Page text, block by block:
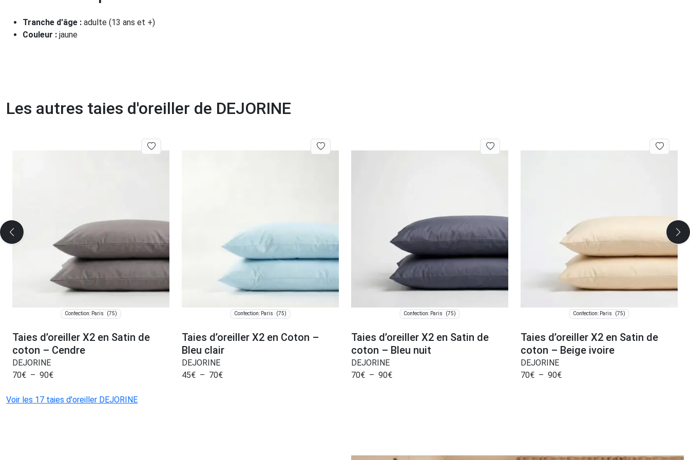
Tranche d'âge : adulte (13 ans et +)
Couleur : jaune
Les autres taies d'oreiller de DEJORINE
Confection: Paris (75)
Taies d’oreiller X2 en Satin de
coton – Cendre
DEJORINE
70€ – 90€
Confection: Paris (75)
Taies d’oreiller X2 en Coton –
Bleu clair
DEJORINE
45€ – 70€
Confection: Paris (75)
Taies d’oreiller X2 en Satin de
coton – Bleu nuit
DEJORINE
70€ – 90€
Confection: Paris (75)
Taies d’oreiller X2 en Satin de
coton – Beige ivoire
DEJORINE
70€ – 90€
Voir les 17 taies d'oreiller DEJORINE